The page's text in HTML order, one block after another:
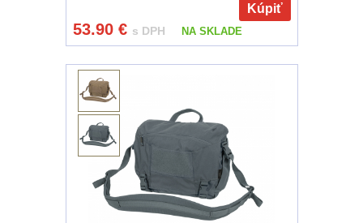
AR10 4
Popruhy a poutka40
OPTIKY(145)
Kolimátory53
Zvětšovací
moduly5
Kúpiť
53.90 € s DPH NA SKLADE